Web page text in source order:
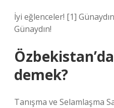
İyi eğlenceler! [1]
Günaydın!
demek?
Tanışma ve Selamlaşma